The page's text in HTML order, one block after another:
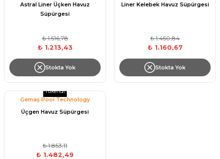
Gemaş Havuz
Sıvı Ph- Düşürücü
Toz Ph+ Yükseltici
Wtr Havuz Kimyasalları Setleri
Selenoid
Ayak Dezenfektanı
Havuz Elektrik
Astral Liner Üçken Havuz
Süpürgesi
₺ 1.516,78
₺ 1.213,43
Stokta Yok
Liner Kelebek Havuz Süpürgesi
₺ 1.450,84
₺ 1.160,67
Stokta Yok
Tükendi
Gemaş Pool Technology
Üçgen Havuz Süpürgesi
₺ 1.853,11
₺ 1.482,49